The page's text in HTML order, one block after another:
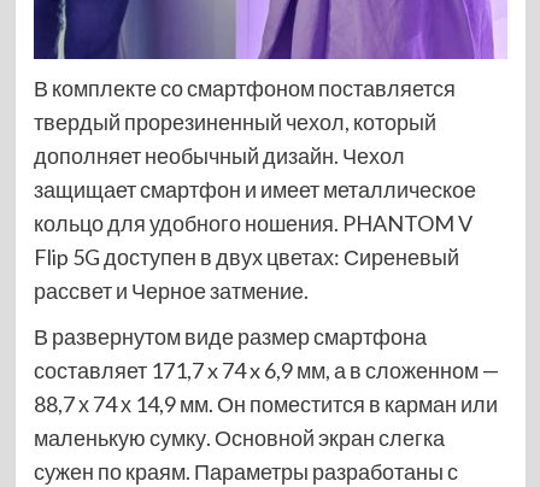
В комплекте со смартфоном поставляется
твердый прорезиненный чехол, который
дополняет необычный дизайн. Чехол
защищает смартфон и имеет металлическое
кольцо для удобного ношения. PHANTOM V
Flip 5G доступен в двух цветах: Сиреневый
рассвет и Черное затмение.
В развернутом виде размер смартфона
составляет 171,7 x 74 x 6,9 мм, а в сложенном —
88,7 х 74 х 14,9 мм. Он поместится в карман или
маленькую сумку. Основной экран слегка
сужен по краям. Параметры разработаны с